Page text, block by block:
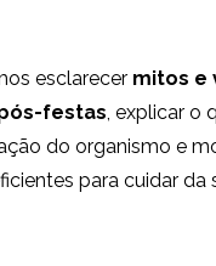
esclarecer mitos e
festas, explicar o
do organismo e
para cuidar da